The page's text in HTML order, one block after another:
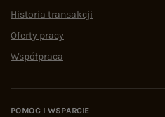
Historia transakcji
Oferty pracy
Współpraca
POMOC I WSPARCIE